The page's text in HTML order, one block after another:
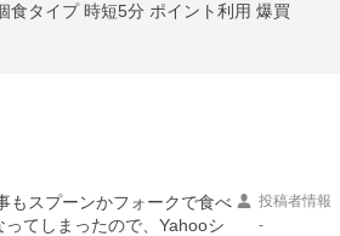
食タイプ 時短5分 ポイント利用 爆買
もスプーンかフォークで食べ
てしまったので、Yahooシ
投稿者情報
-